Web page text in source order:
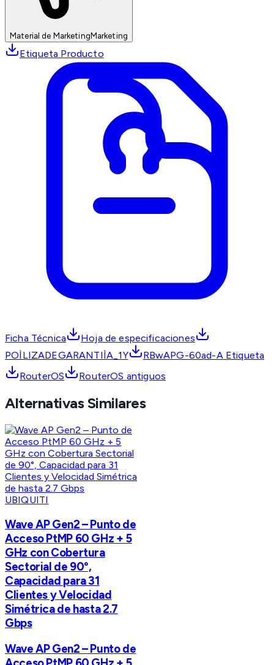
Material de MarketingMarketing
Etiqueta Producto
Ficha Técnica
Hoja de especificaciones
POÌLIZADEGARANTIÌA_1Y
RBwAPG-60ad-A Etiqueta
RouterOS
RouterOS antiguos
Alternativas Similares
UBIQUITI
Wave AP Gen2 – Punto de
Acceso PtMP 60 GHz + 5
GHz con Cobertura
Sectorial de 90°,
Capacidad para 31
Clientes y Velocidad
Simétrica de hasta 2.7
Gbps
Wave AP Gen2 – Punto de